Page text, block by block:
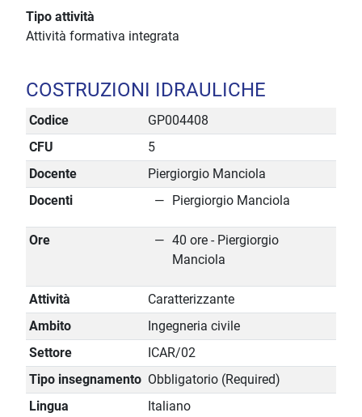
Tipo attività
Attività formativa integrata
COSTRUZIONI IDRAULICHE
Codice
GP004408
CFU
5
Docente
Piergiorgio Manciola
Docenti
Piergiorgio Manciola
Ore
40 ore - Piergiorgio
Manciola
Attività
Caratterizzante
Ambito
Ingegneria civile
Settore
ICAR/02
Tipo insegnamento Obbligatorio (Required)
Lingua
Italiano